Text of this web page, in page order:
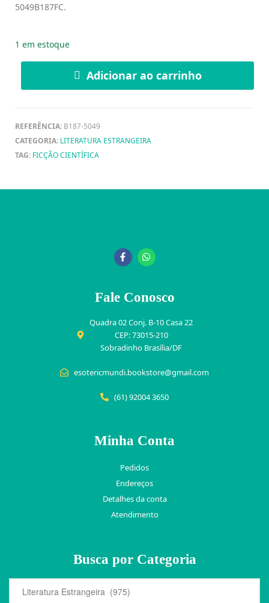
5049B187FC.
1 em estoque
Adicionar ao carrinho
REFERÊNCIA: B187-5049
CATEGORIA: LITERATURA ESTRANGEIRA
TAG: FICÇÃO CIENTÍFICA
Fale Conosco
Quadra 02 Conj. B-10 Casa 22
CEP: 73015-210
Sobradinho Brasília/DF
esotericmundi.bookstore@gmail.com
(61) 92004 3650
Minha Conta
Pedidos
Endereços
Detalhes da conta
Atendimento
Busca por Categoria